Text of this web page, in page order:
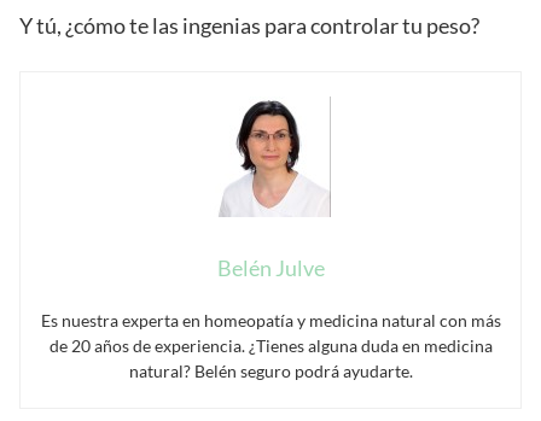
Y tú, ¿cómo te las ingenias para controlar tu peso?
Belén Julve
Es nuestra experta en homeopatía y medicina natural con más
de 20 años de experiencia. ¿Tienes alguna duda en medicina
natural? Belén seguro podrá ayudarte.